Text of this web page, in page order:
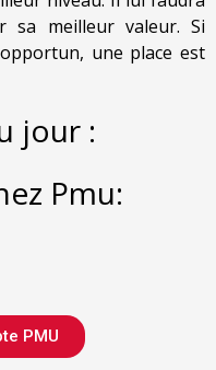
meilleur valeur. Si
une place est
jour :
Pmu:
PMU